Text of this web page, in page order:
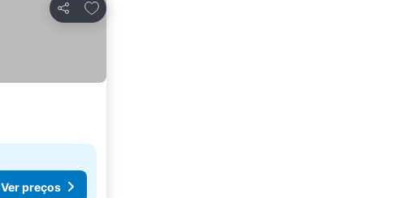
Partilhar
Adicionar aos favoritos
Ver preços